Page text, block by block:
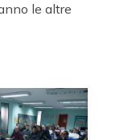
le altre